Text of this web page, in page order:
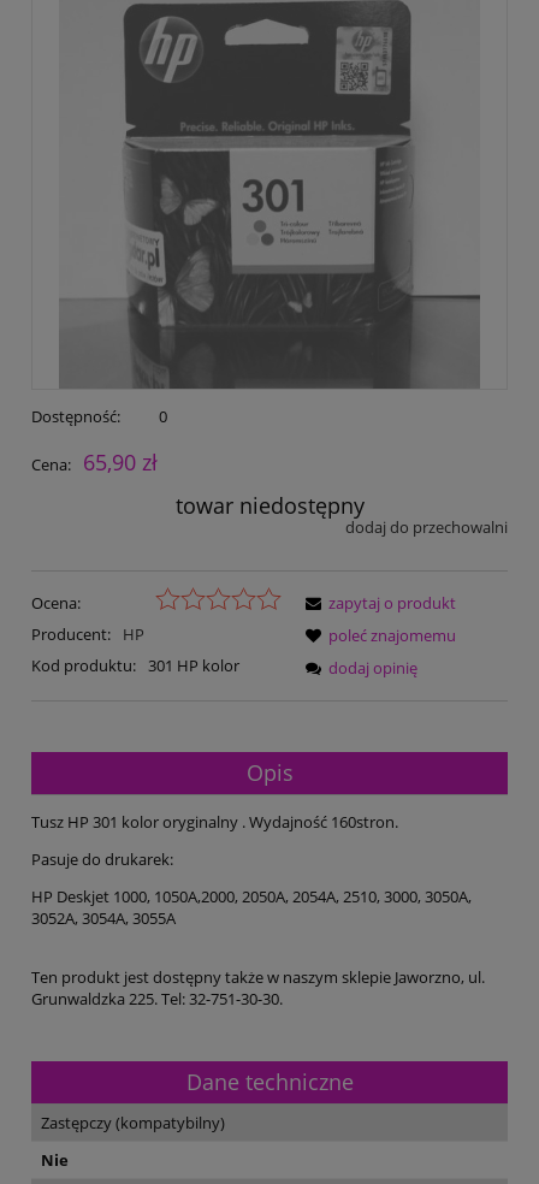
Dostępność: 0
Cena:
65,90 zł
towar niedostępny
dodaj do przechowalni
Ocena:
Producent:
HP
Kod produktu: 301 HP kolor
zapytaj o produkt
poleć znajomemu
dodaj opinię
Opis
Tusz HP 301 kolor oryginalny . Wydajność 160stron.
Pasuje do drukarek:
HP Deskjet 1000, 1050A,2000, 2050A, 2054A, 2510, 3000, 3050A,
3052A, 3054A, 3055A
Ten produkt jest dostępny także w naszym sklepie Jaworzno, ul.
Grunwaldzka 225. Tel: 32-751-30-30.
Dane techniczne
Zastępczy (kompatybilny)
Nie